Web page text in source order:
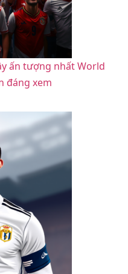
ấn tượng nhất World
đáng xem